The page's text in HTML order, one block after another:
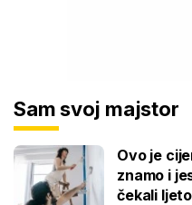
Sam svoj majstor
Ovo je
znamo i
čekali